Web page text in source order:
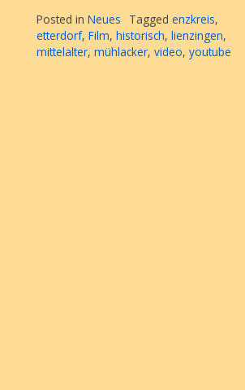
Posted in Neues Tagged enzkreis,
etterdorf, Film, historisch, lienzingen,
mittelalter, mühlacker, video, youtube